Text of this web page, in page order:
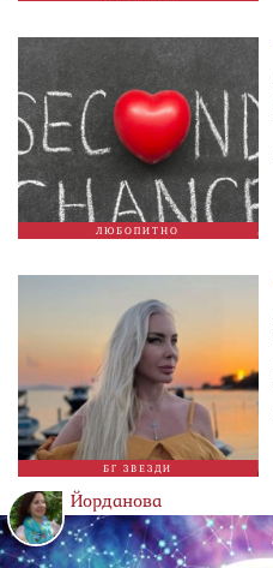
ЛЮБОПИТНО
БГ ЗВЕЗДИ
Йорданова